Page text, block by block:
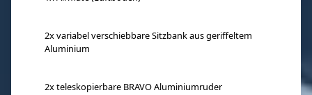
2x variabel verschiebbare Sitzbank aus geriffeltem
Aluminium
2x teleskopierbare BRAVO Aluminiumruder